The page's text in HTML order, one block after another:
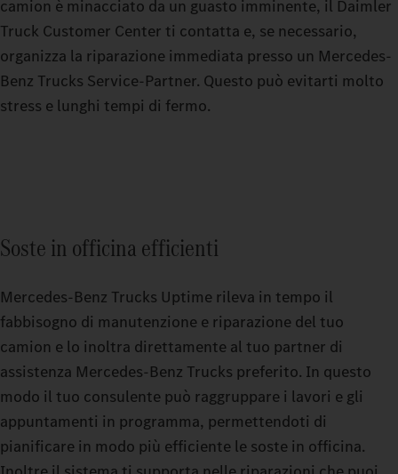
camion è minacciato da un guasto imminente, il Daimler
Truck Customer Center ti contatta e, se necessario,
organizza la riparazione immediata presso un Mercedes-
Benz Trucks Service-Partner. Questo può evitarti molto
stress e lunghi tempi di fermo.
Soste in officina efficienti
Mercedes-Benz Trucks Uptime rileva in tempo il
fabbisogno di manutenzione e riparazione del tuo
camion e lo inoltra direttamente al tuo partner di
assistenza Mercedes-Benz Trucks preferito. In questo
modo il tuo consulente può raggruppare i lavori e gli
appuntamenti in programma, permettendoti di
pianificare in modo più efficiente le soste in officina.